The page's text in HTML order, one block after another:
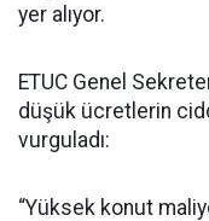
yer alıyor.
ETUC Genel
düşük ücretlerin
vurguladı:
“Yüksek konut